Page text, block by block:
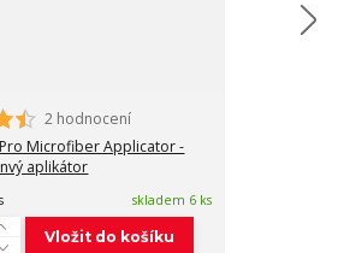
2 hodnocení
Pro Microfiber Applicator -
aplikátor
skladem 6 ks
Vložit do košíku